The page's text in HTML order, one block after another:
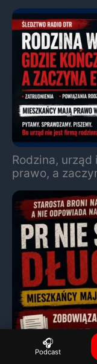
Rodzina,
prawo, a
🎧
Podcast